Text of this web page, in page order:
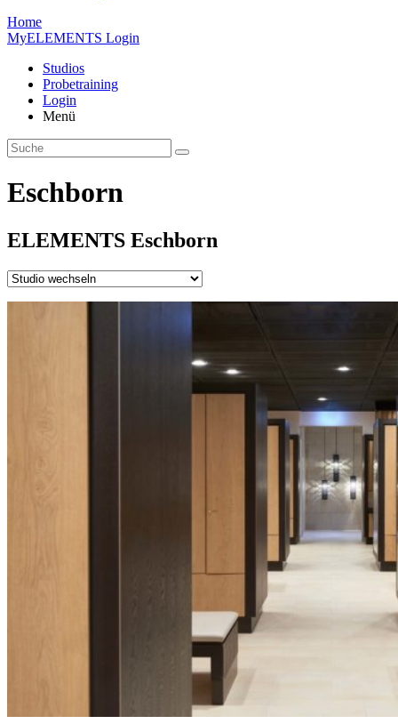
Home
MyELEMENTS Login
Studios
Probe­training
Login
Menü
Eschborn
ELEMENTS Esch­born